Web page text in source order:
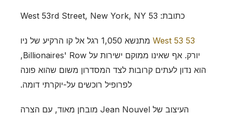
כתובת: 53 West 53rd Street, New York, NY
53 West 53
מתנשא 1,050 רגל אל קו הרקיע של ניו
יורק. אף שאינו ממוקם ישירות על Billionaires' Row,
הוא נדון לעתים קרובות לצד המסדרון משום שהוא פונה
לפרופיל רוכשים על-יוקרתי דומה.
העיצוב של Jean Nouvel מובחן מאוד, עם הצרה